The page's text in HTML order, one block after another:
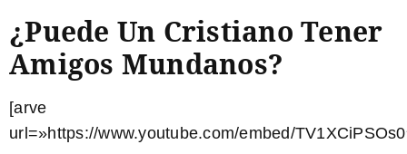
¿Puede Un Cristiano Tener
Amigos Mundanos?
[arve
url=»https://www.youtube.com/embed/